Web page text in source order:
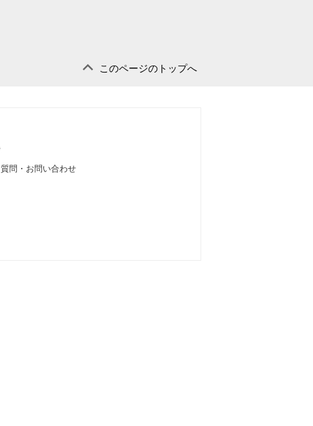
このページのトップへ
問・お問い合わせ